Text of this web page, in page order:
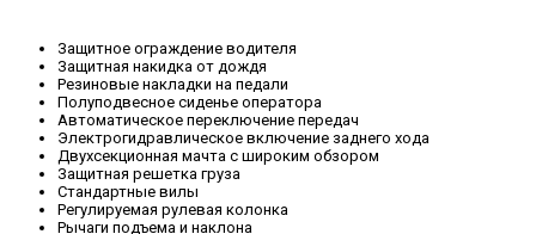
Защитное ограждение водителя
Защитная накидка от дождя
Резиновые накладки на педали
Полуподвесное сиденье оператора
Автоматическое переключение передач
Электрогидравлическое включение заднего хода
Двухсекционная мачта с широким обзором
Защитная решетка груза
Стандартные вилы
Регулируемая рулевая колонка
Рычаги подъема и наклона